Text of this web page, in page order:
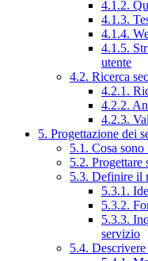
4.1.2.
4.1.3.
4.1.4.
4.1.5.
utente
4.2. Ricerca
4.2.1.
4.2.2.
4.2.3.
5. Progettazione dei
5.1. Cosa
5.2.
5.3. Definire il
5.3.1.
5.3.2.
5.3.3.
servizio
5.4.